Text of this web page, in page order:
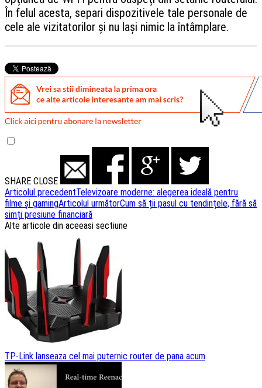
În felul acesta, separi dispozitivele tale personale de
cele ale vizitatorilor și nu lași nimic la întâmplare.
SHARE CLOSE
Navigare
articole
Articolul precedentTelevizoare moderne: alegerea ideală pentru
filme și gamingArticolul următorCum să ții pasul cu tendințele, fără să
simți presiune financiară
Alte articole din aceeasi sectiune
TP-Link lanseaza cel mai puternic router de pana acum